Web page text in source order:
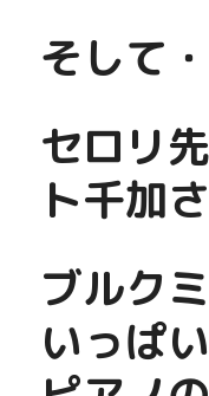
そして
セロリ
ト千加
ブルク
いっぱ